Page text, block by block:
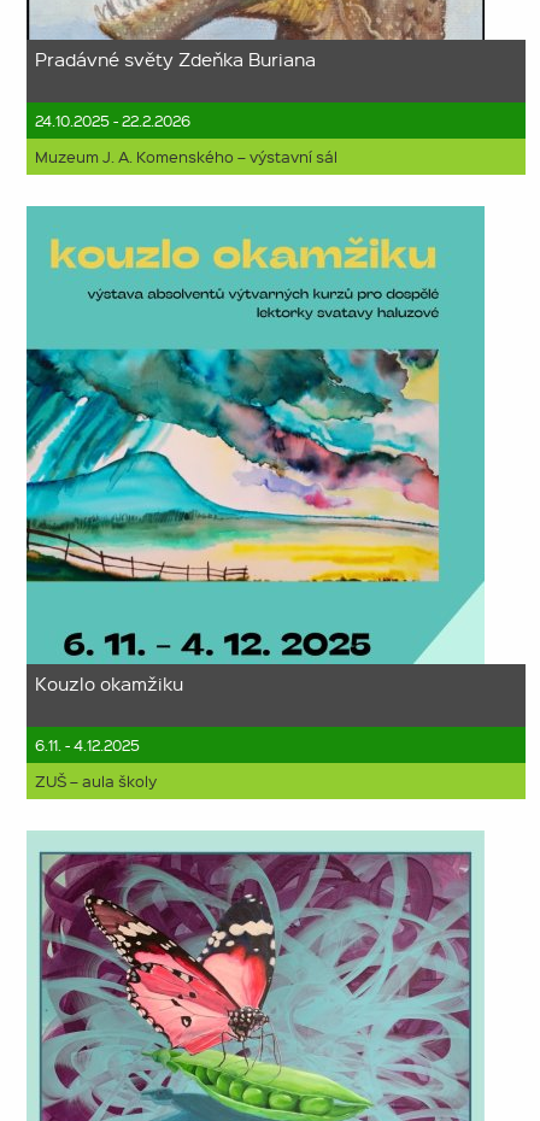
Pradávné světy Zdeňka Buriana
24.10.2025 - 22.2.2026
Muzeum J. A. Komenského – výstavní sál
Kouzlo okamžiku
6.11. - 4.12.2025
ZUŠ – aula školy